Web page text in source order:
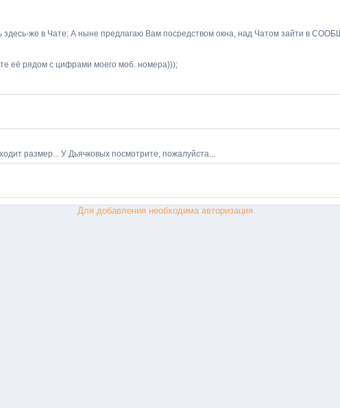
Для добавления необходима авторизация